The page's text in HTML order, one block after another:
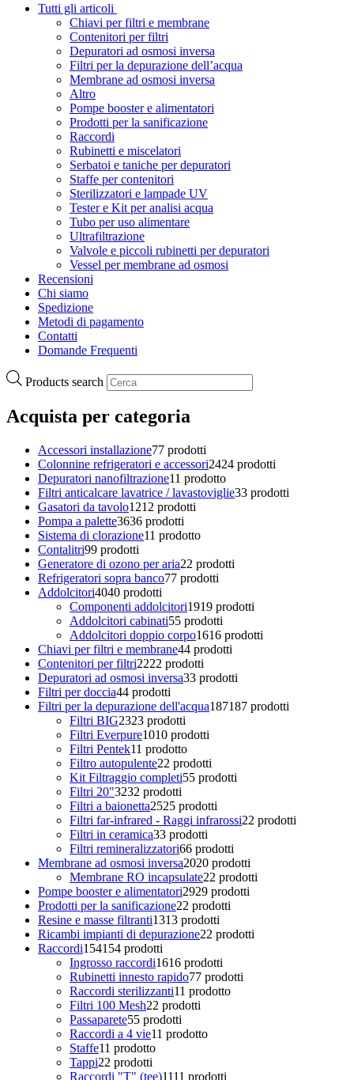
Tutti gli articoli
Chiavi per filtri e membrane
Contenitori per filtri
Depuratori ad osmosi inversa
Filtri per la depurazione dell’acqua
Membrane ad osmosi inversa
Altro
Pompe booster e alimentatori
Prodotti per la sanificazione
Raccordi
Rubinetti e miscelatori
Serbatoi e taniche per depuratori
Staffe per contenitori
Sterilizzatori e lampade UV
Tester e Kit per analisi acqua
Tubo per uso alimentare
Ultrafiltrazione
Valvole e piccoli rubinetti per depuratori
Vessel per membrane ad osmosi
Recensioni
Chi siamo
Spedizione
Metodi di pagamento
Contatti
Domande Frequenti
Products search
Acquista per categoria
Accessori installazione77 prodotti
Colonnine refrigeratori e accessori2424 prodotti
Depuratori nanofiltrazione11 prodotto
Filtri anticalcare lavatrice / lavastoviglie33 prodotti
Gasatori da tavolo1212 prodotti
Pompa a palette3636 prodotti
Sistema di clorazione11 prodotto
Contalitri99 prodotti
Generatore di ozono per aria22 prodotti
Refrigeratori sopra banco77 prodotti
Addolcitori4040 prodotti
Componenti addolcitori1919 prodotti
Addolcitori cabinati55 prodotti
Addolcitori doppio corpo1616 prodotti
Chiavi per filtri e membrane44 prodotti
Contenitori per filtri2222 prodotti
Depuratori ad osmosi inversa33 prodotti
Filtri per doccia44 prodotti
Filtri per la depurazione dell'acqua187187 prodotti
Filtri BIG2323 prodotti
Filtri Everpure1010 prodotti
Filtri Pentek11 prodotto
Filtro autopulente22 prodotti
Kit Filtraggio completi55 prodotti
Filtri 20"3232 prodotti
Filtri a baionetta2525 prodotti
Filtri far-infrared - Raggi infrarossi22 prodotti
Filtri in ceramica33 prodotti
Filtri remineralizzatori66 prodotti
Membrane ad osmosi inversa2020 prodotti
Membrane RO incapsulate22 prodotti
Pompe booster e alimentatori2929 prodotti
Prodotti per la sanificazione22 prodotti
Resine e masse filtranti1313 prodotti
Ricambi impianti di depurazione22 prodotti
Raccordi154154 prodotti
Ingrosso raccordi1616 prodotti
Rubinetti innesto rapido77 prodotti
Raccordi sterilizzanti11 prodotto
Filtri 100 Mesh22 prodotti
Passaparete55 prodotti
Raccordi a 4 vie11 prodotto
Staffe11 prodotto
Tappi22 prodotti
Raccordi "T" (tee)1111 prodotti